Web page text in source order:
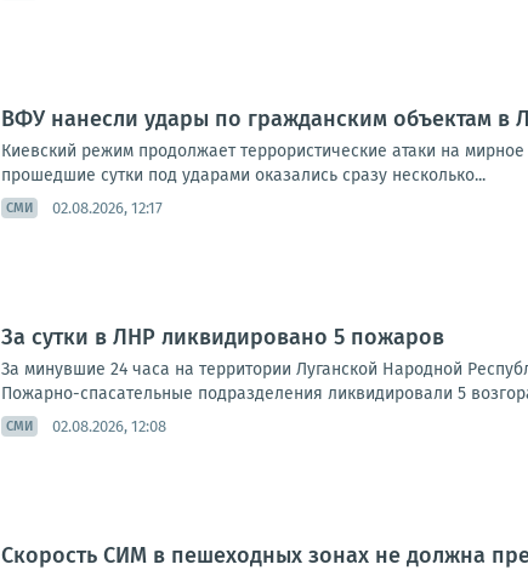
ВФУ нанесли удары по гражданским объектам в
Киевский режим продолжает террористические атаки на
прошедшие сутки под ударами оказались сразу несколько...
СМИ 02.08.2026, 12:17
За сутки в ЛНР ликвидировано 5 пожаров
За минувшие 24 часа на территории Луганской Народной
Пожарно-спасательные подразделения ликвидировали 5
СМИ 02.08.2026, 12:08
Скорость СИМ в пешеходных зонах не должна